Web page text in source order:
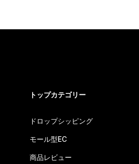
トップカテゴリー
ドロップシッピング
モール型EC
商品レビュー